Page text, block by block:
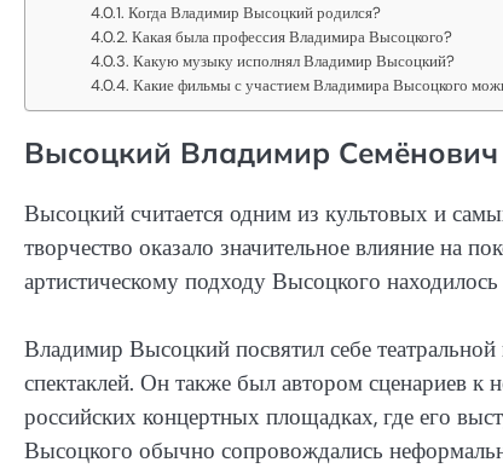
Когда Владимир Высоцкий родился?
Какая была профессия Владимира Высоцкого?
Какую музыку исполнял Владимир Высоцкий?
Какие фильмы с участием Владимира Высоцкого
Высоцкий Владимир Семёнович
Высоцкий считается одним из культовых и
творчество оказало значительное влияние на
артистическому подходу Высоцкого
Владимир Высоцкий посвятил себе
спектаклей. Он также был автором сценариев
российских концертных площадках, где его
Высоцкого обычно сопровождались